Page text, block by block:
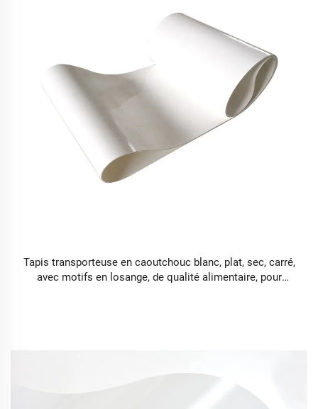
Tapis transporteuse en caoutchouc blanc, plat, sec, carré,
avec motifs en losange, de qualité alimentaire, pour